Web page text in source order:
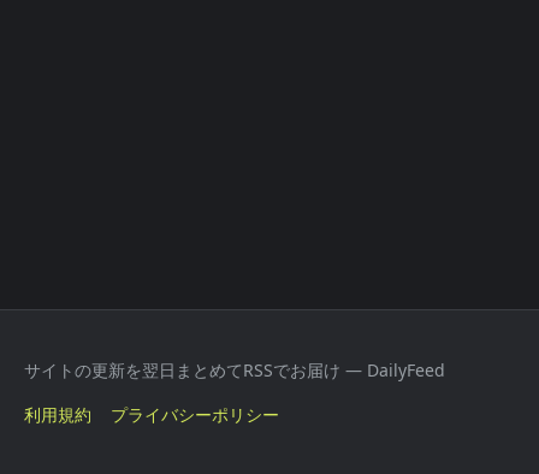
サイトの更新を翌日まとめてRSSでお届け — DailyFeed
利用規約
プライバシーポリシー